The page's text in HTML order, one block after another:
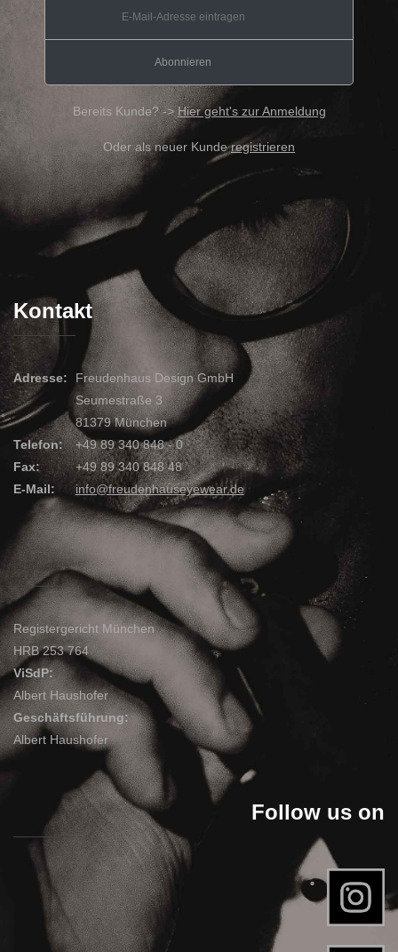
Bereits Kunde? ->Hier geht's zur Anmeldung
Oder als neuer Kunderegistrieren
Kontakt
Adresse:
Telefon:
Fax:
E-Mail:
Freudenhaus Design GmbH
Seumestraße 3
81379 München
+49 89 340 848 - 0
+49 89 340 848 48
info@freudenhauseyewear.de
Registergericht München
HRB 253 764
ViSdP:
Albert Haushofer
Geschäftsführung:
Albert Haushofer
Follow us on